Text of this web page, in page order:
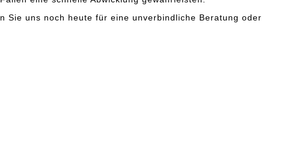
Sie uns noch heute für eine unverbindliche Beratung oder